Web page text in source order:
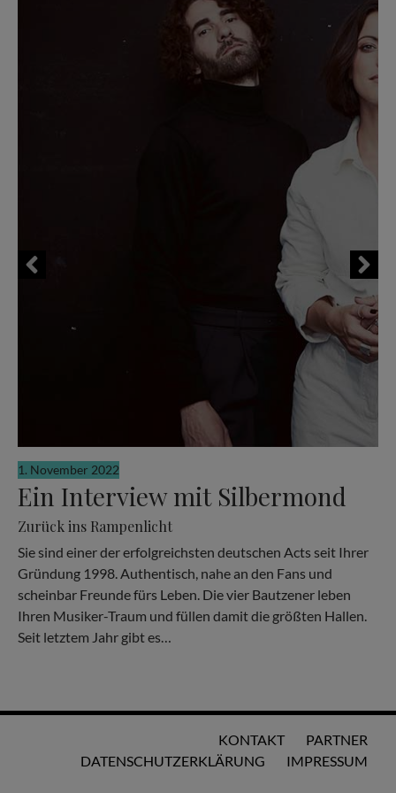
1. November 2022
Ein Interview mit Silbermond
Zurück ins Rampenlicht
Sie sind einer der erfolgreichsten deutschen Acts seit Ihrer
Gründung 1998. Authentisch, nahe an den Fans und
scheinbar Freunde fürs Leben. Die vier Bautzener leben
Ihren Musiker-Traum und füllen damit die größten Hallen.
Seit letztem Jahr gibt es…
KONTAKT
PARTNER
DATENSCHUTZERKLÄRUNG
IMPRESSUM